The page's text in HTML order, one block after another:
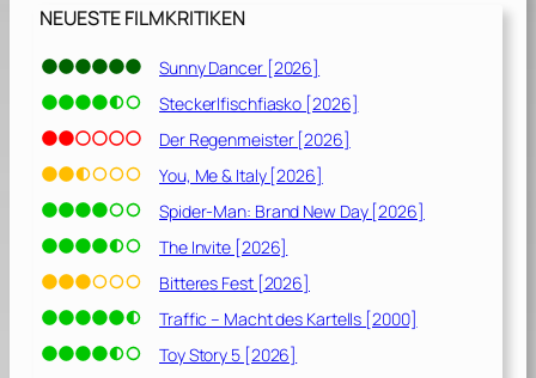
NEUESTE FILMKRITIKEN
Sunny Dancer [2026]
Steckerlfischfiasko [2026]
Der Regenmeister [2026]
You, Me & Italy [2026]
Spider-Man: Brand New Day [2026]
The Invite [2026]
Bitteres Fest [2026]
Traffic – Macht des Kartells [2000]
Toy Story 5 [2026]